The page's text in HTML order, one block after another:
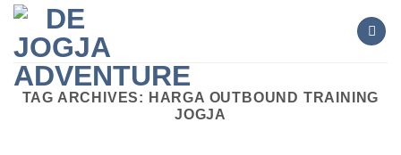
Skip
content
TAG ARCHIVES: HARGA OUTBOUND TRAINING
JOGJA